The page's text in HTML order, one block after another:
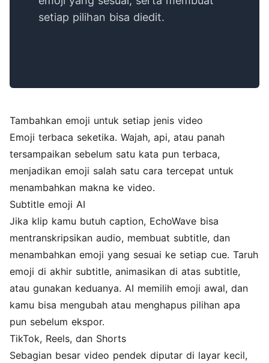
setiap pilihan bisa diedit.
Tambahkan emoji untuk setiap jenis video
Emoji terbaca seketika. Wajah, api, atau panah
tersampaikan sebelum satu kata pun terbaca,
menjadikan emoji salah satu cara tercepat untuk
menambahkan makna ke video.
Subtitle emoji AI
Jika klip kamu butuh caption, EchoWave bisa
mentranskripsikan audio, membuat subtitle, dan
menambahkan emoji yang sesuai ke setiap cue. Taruh
emoji di akhir subtitle, animasikan di atas subtitle,
atau gunakan keduanya. AI memilih emoji awal, dan
kamu bisa mengubah atau menghapus pilihan apa
pun sebelum ekspor.
TikTok, Reels, dan Shorts
Sebagian besar video pendek diputar di layar kecil,